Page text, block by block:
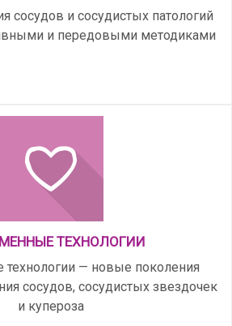
сосудов и сосудистых патологий
и передовыми методиками
ТЕХНОЛОГИИ
— новые поколения
сосудов, сосудистых звездочек
и купероза